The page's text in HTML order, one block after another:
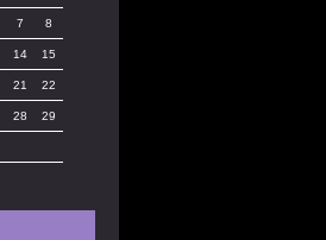
7 8
14 15
21 22
28 29